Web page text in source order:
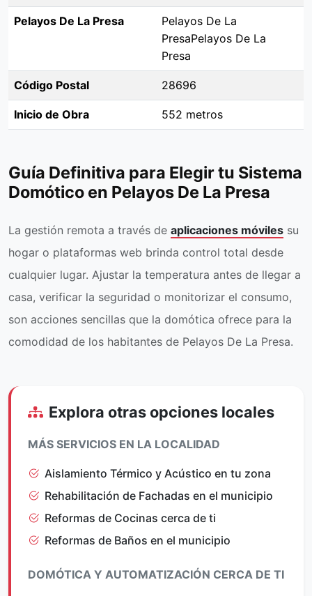
Pelayos De La Presa
Pelayos De La
PresaPelayos De La
Presa
Código Postal 28696
Inicio de Obra 552 metros
Guía Definitiva para Elegir tu Sistema
Domótico en Pelayos De La Presa
La gestión remota a través de aplicaciones móviles su
hogar o plataformas web brinda control total desde
cualquier lugar. Ajustar la temperatura antes de llegar a
casa, verificar la seguridad o monitorizar el consumo,
son acciones sencillas que la domótica ofrece para la
comodidad de los habitantes de Pelayos De La Presa.
Explora otras opciones locales
MÁS SERVICIOS EN LA LOCALIDAD
Aislamiento Térmico y Acústico en tu zona
Rehabilitación de Fachadas en el municipio
Reformas de Cocinas cerca de ti
Reformas de Baños en el municipio
DOMÓTICA Y AUTOMATIZACIÓN CERCA DE TI